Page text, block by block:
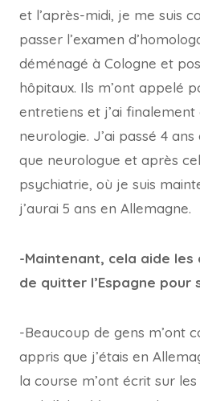
et l’après-midi, je me suis
passer l’examen
déménagé à Cologne et
hôpitaux. Ils m’ont appelé
entretiens et j’ai
neurologie. J’ai passé 4
que neurologue et après
psychiatrie, où je suis
j’aurai 5 ans en Allemagne.
-Maintenant, cela aide
de quitter l’Espagne pour
-Beaucoup de gens m’ont
appris que j’étais en
la course m’ont écrit sur